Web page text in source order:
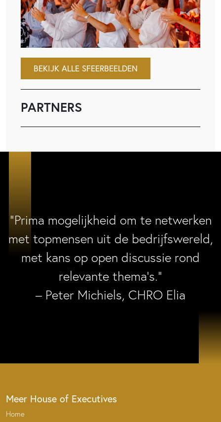
BEKIJK ALLE SFEERBEELDEN
PARTNERS
“Prima mogelijkheid om te netwerken
met topmensen uit de bedrijfswereld,
met kans op open discussie rond
relevante thema’s.”
– Peter Michiels, CHRO Elia
Meer House of Executives
Home